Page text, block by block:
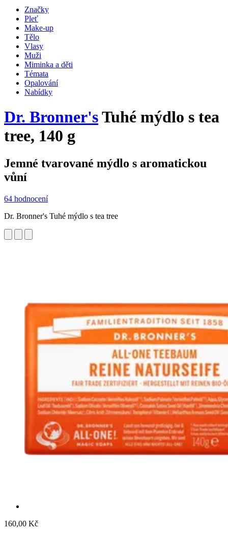
Značky
Pleť
Make-up
Tělo
Vlasy
Muži
Miminka a děti
Témata
Opalování
Nabídky
Dr. Bronner'sTuhé mýdlo s tea
tree, 140 g
Jemné tvarované mýdlo s aromatickou
vůní
64 hodnocení
Dr. Bronner's Tuhé mýdlo s tea tree
160,00 Kč